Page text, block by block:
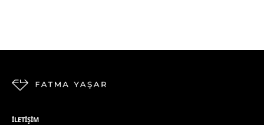
İLETIŞIM